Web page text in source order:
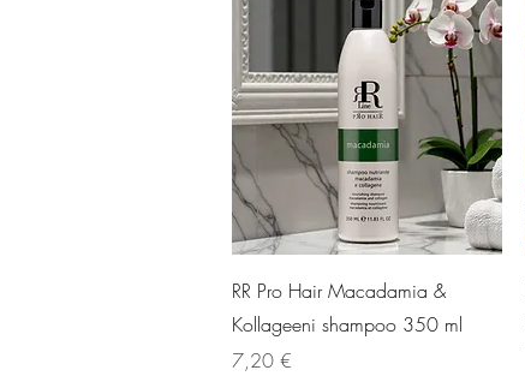
Pikakatselu
RR Pro Hair Macadamia &
Kollageeni shampoo 350 ml
Hinta
7,20 €